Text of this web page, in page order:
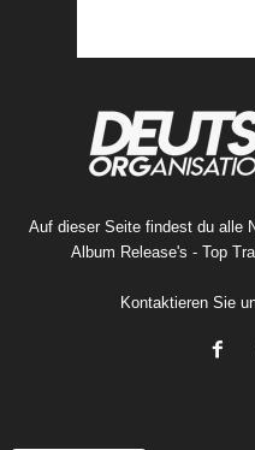
Auf dieser Seite findest du alle
Album Release's - Top
Kontaktieren Sie